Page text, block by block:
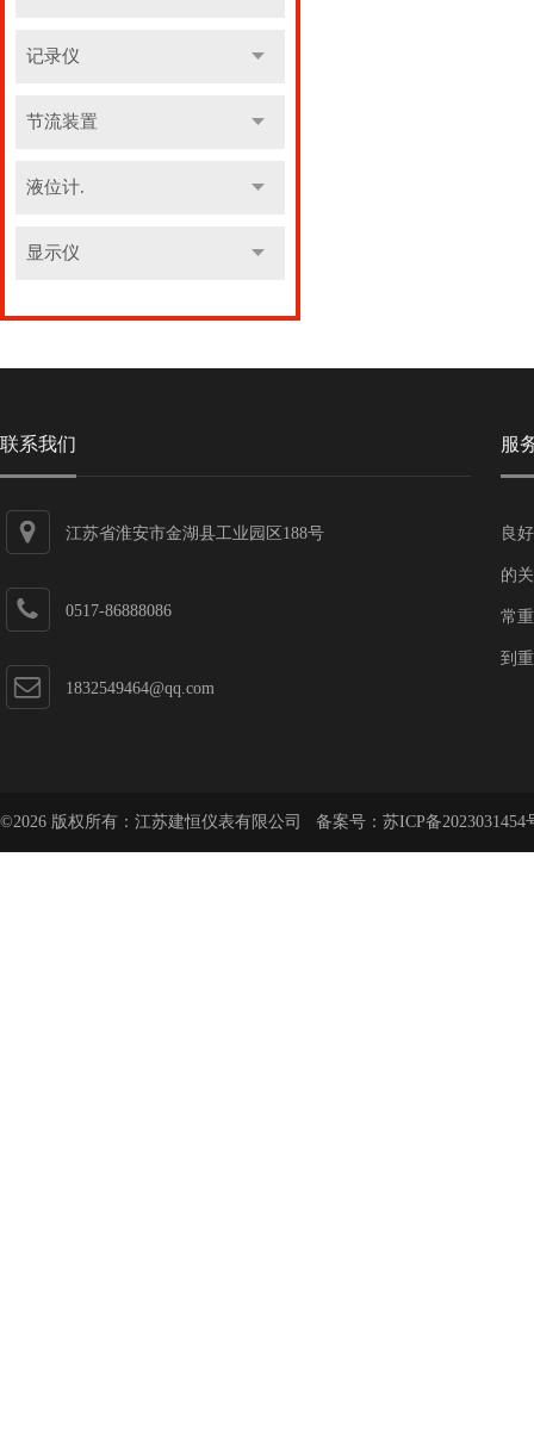
记录仪
节流装置
液位计.
显示仪
联系我们
江苏省淮安市金湖县工业园区188号
0517-86888086
1832549464@qq.com
服
良
的
常
到
©2026 版权所有：江苏建恒仪表有限公司 备案号： 苏ICP备2023031454